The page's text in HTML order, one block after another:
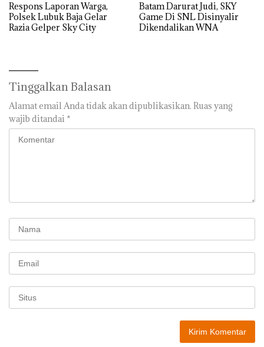
Respons Laporan Warga,
Polsek Lubuk Baja Gelar
Razia Gelper Sky City
Batam Darurat Judi, SKY
Game Di SNL Disinyalir
Dikendalikan WNA
Tinggalkan Balasan
Alamat email Anda tidak akan dipublikasikan. Ruas yang
wajib ditandai *